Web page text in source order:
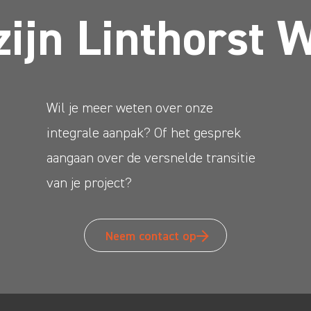
Linthorst
Wil je meer weten over onze
integrale aanpak? Of het gesprek
aangaan over de versnelde transitie
van je project?
Neem contact op